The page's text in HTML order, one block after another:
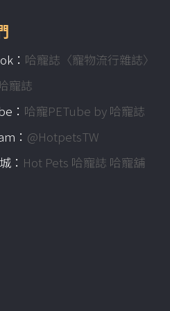
： 哈寵誌〈寵物流行雜誌〉
寵誌
： 哈寵PETube by 哈寵誌
： @HotpetsTW
： Hot Pets 哈寵誌 哈寵舖